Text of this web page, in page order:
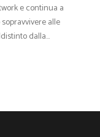
e continua a
alle
dalla…